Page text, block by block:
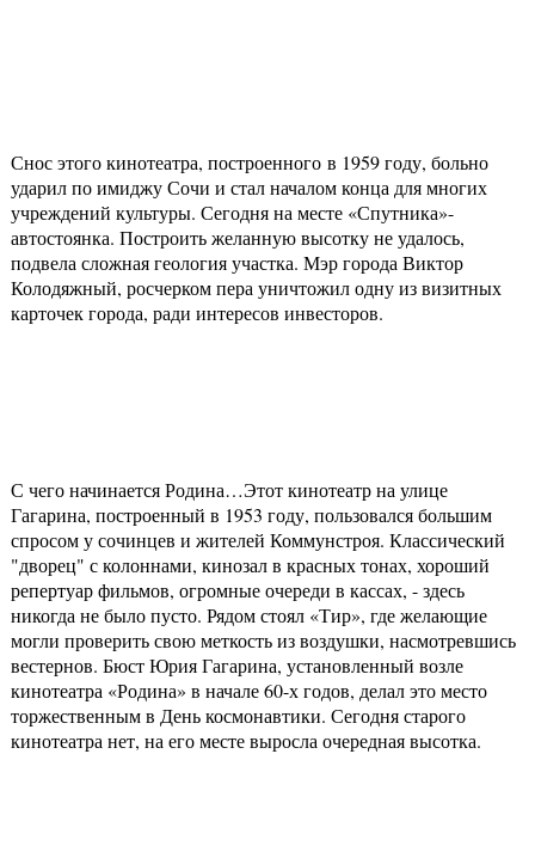
Снос этого кинотеатра, построенного в 1959 году, больно
ударил по имиджу Сочи и стал началом конца для многих
учреждений культуры. Сегодня на месте «Спутника»-
автостоянка. Построить желанную высотку не удалось,
подвела сложная геология участка. Мэр города Виктор
Колодяжный, росчерком пера уничтожил одну из визитных
карточек города, ради интересов инвесторов.
С чего начинается Родина…Этот кинотеатр на улице
Гагарина, построенный в 1953 году, пользовался большим
спросом у сочинцев и жителей Коммунстроя. Классический
"дворец" с колоннами, кинозал в красных тонах, хороший
репертуар фильмов, огромные очереди в кассах, - здесь
никогда не было пусто. Рядом стоял «Тир», где желающие
могли проверить свою меткость из воздушки, насмотревшись
вестернов. Бюст Юрия Гагарина, установленный возле
кинотеатра «Родина» в начале 60-х годов, делал это место
торжественным в День космонавтики. Сегодня старого
кинотеатра нет, на его месте выросла очередная высотка.